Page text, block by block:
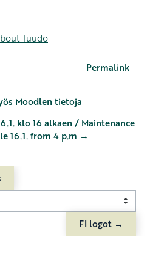
Tuudo
Permalink
Moodlen tietoja
klo 16 alkaen / Maintenance
16.1. from 4 p.m →
FI logot →